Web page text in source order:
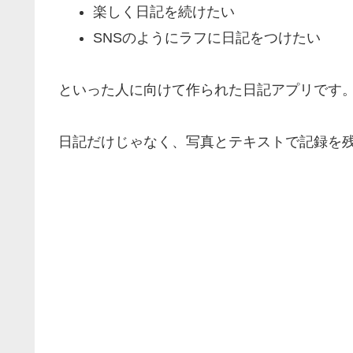
楽しく日記を続けたい
SNSのようにラフに日記をつけたい
といった人に向けて作られた日記アプリです。
日記だけじゃなく、写真とテキストで記録を